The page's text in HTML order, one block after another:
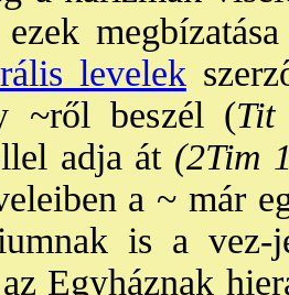
levelek
~ről beszél (
adja át(2Tim
a ~ már
is a
Egyháznak